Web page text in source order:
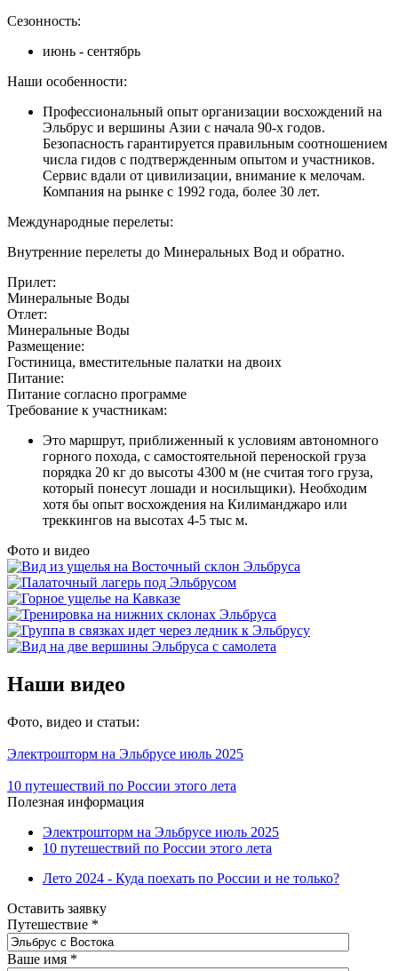
Сезонность:
июнь - сентябрь
Наши особенности:
Профессиональный опыт организации восхождений на
Эльбрус и вершины Азии с начала 90-х годов.
Безопасность гарантируется правильным соотношением
числа гидов с подтвержденным опытом и участников.
Сервис вдали от цивилизации, внимание к мелочам.
Компания на рынке с 1992 года, более 30 лет.
Международные перелеты:
Внутренние перелеты до Минеральных Вод и обратно.
Прилет:
Минеральные Воды
Отлет:
Минеральные Воды
Размещение:
Гостиница, вместительные палатки на двоих
Питание:
Питание согласно программе
Требование к участникам:
Это маршрут, приближенный к условиям автономного
горного похода, с самостоятельной переноской груза
порядка 20 кг до высоты 4300 м (не считая того груза,
который понесут лошади и носильщики). Необходим
хотя бы опыт восхождения на Килиманджаро или
треккингов на высотах 4-5 тыс м.
Фото и видео
Наши видео
Фото, видео и статьи:
Электрошторм на Эльбрусе июль 2025
10 путешествий по России этого лета
Полезная информация
Электрошторм на Эльбрусе июль 2025
10 путешествий по России этого лета
Лето 2024 - Куда поехать по России и не только?
Оставить заявку
Путешествие *
Ваше имя *